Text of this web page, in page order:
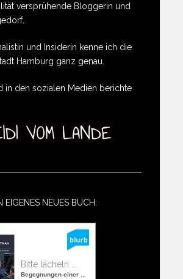
versprühende Bloggerin und
und Insiderin kenne ich die
Hamburg ganz genau.
in den sozialen Medien berichte
EIGENES NEUES BUCH:
Bitte lächeln ...
Begegnungen einer ...